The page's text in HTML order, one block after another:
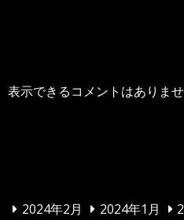
表示できるコメントはありませ
2024年2月 2024年1月